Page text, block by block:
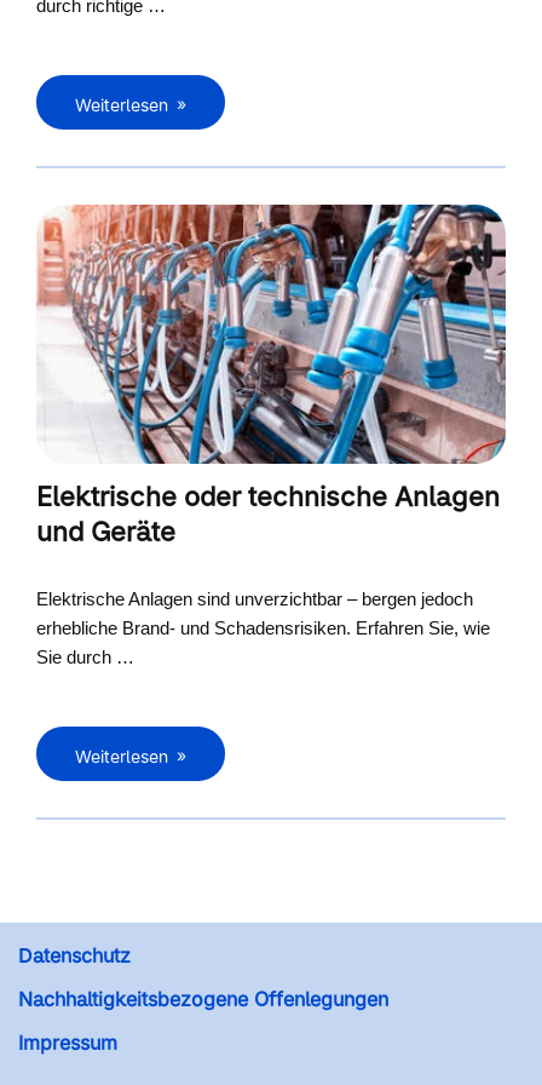
durch richtige …
Weiterlesen
Elektrische oder technische Anlagen
und Geräte
Elektrische Anlagen sind unverzichtbar – bergen jedoch
erhebliche Brand- und Schadensrisiken. Erfahren Sie, wie
Sie durch …
Weiterlesen
Datenschutz
Nachhaltigkeitsbezogene Offenlegungen
Impressum